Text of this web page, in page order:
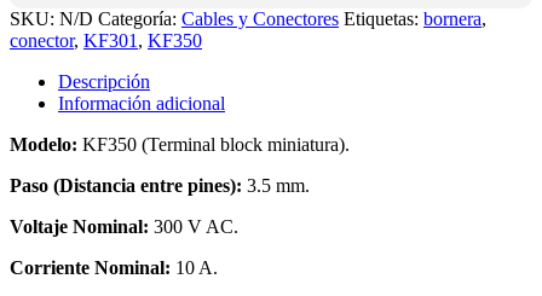
SKU: N/D Categoría: Cables y Conectores Etiquetas: bornera,
conector, KF301 , KF350
Descripción
Información adicional
Modelo: KF350 (Terminal block miniatura).
Paso (Distancia entre pines): 3.5 mm.
Voltaje Nominal: 300 V AC.
Corriente Nominal: 10 A.